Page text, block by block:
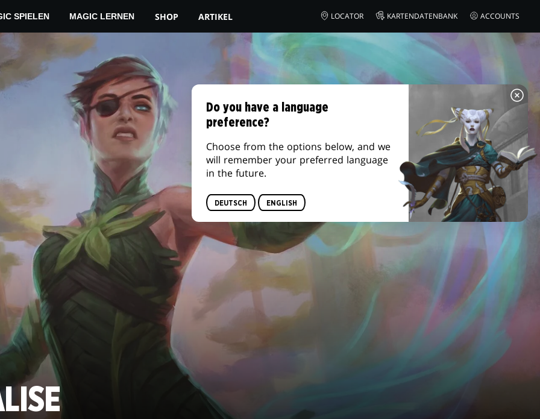
SPIELEN MAGIC LERNEN SHOP ARTIKEL LOCATOR KARTENDATENBANK ACCOUNTS
Do you have a language
preference?
Choose from the options below, and we
will remember your preferred language
in the future.
DEUTSCH ENGLISH